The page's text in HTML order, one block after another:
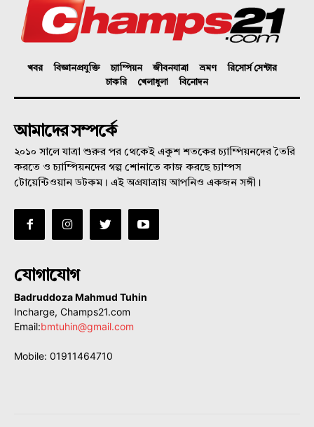
খবর বিজ্ঞানপ্রযুক্তি চ্যাম্পিয়ন জীবনযাত্রা ভ্রমণ
রিসোর্স সেন্টার
চাকরি
খেলাধুলা বিনোদন
আমাদের সম্পর্কে
২০১০ সালে যাত্রা শুরুর পর থেকেই একুশ শতকের চ্যাম্পিয়নদের তৈরি
করতে ও চ্যাম্পিয়নদের গল্প শোনাতে কাজ করছে চ্যাম্পস
টোয়েন্টিওয়ান ডটকম। এই অগ্রযাত্রায় আপনিও একজন সঙ্গী।
যোগাযোগ
Badruddoza Mahmud Tuhin
Incharge, Champs21.com
Email:bmtuhin@gmail.com
Mobile: 01911464710